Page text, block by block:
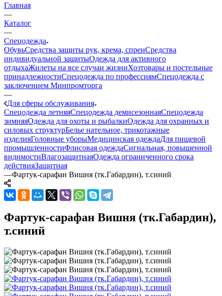
Главная
—
Каталог
—
Спецодежда
ОбувьСредства защиты рук, крема, спреиСредства
индивидуальной защитыОдежда для активного
отдыхаЖилеты на все случаи жизниХозтовары и постельные
принадлежностиСпецодежда по профессиямСпецодежда с
заключением Минпромторга
—
Для сферы обслуживания
Спецодежда летняяСпецодежда демисезоннаяСпецодежда
зимняяОдежда для охоты и рыбалкиОдежда для охранных и
силовых структурБелье нательное, трикотажные
изделияГоловные уборыМедицинская одеждаДля пищевой
промышленностиФлисовая одеждаСигнальная, повышенной
видимостиВлагозащитнаяОдежда ограниченного срока
действияЗащитная
—Фартук-сарафан Вишня (тк.Габардин), т.синий
Фартук-сарафан Вишня (тк.Габардин),
т.синий